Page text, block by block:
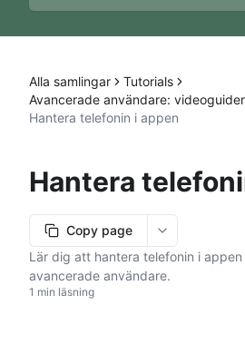
Alla samlingar
Tutorials
Avancerade användare: videoguider
Hantera telefonin i appen
Hantera
Copy page
More options
Lär dig att hantera telefonin i
avancerade användare.
1 min läsning